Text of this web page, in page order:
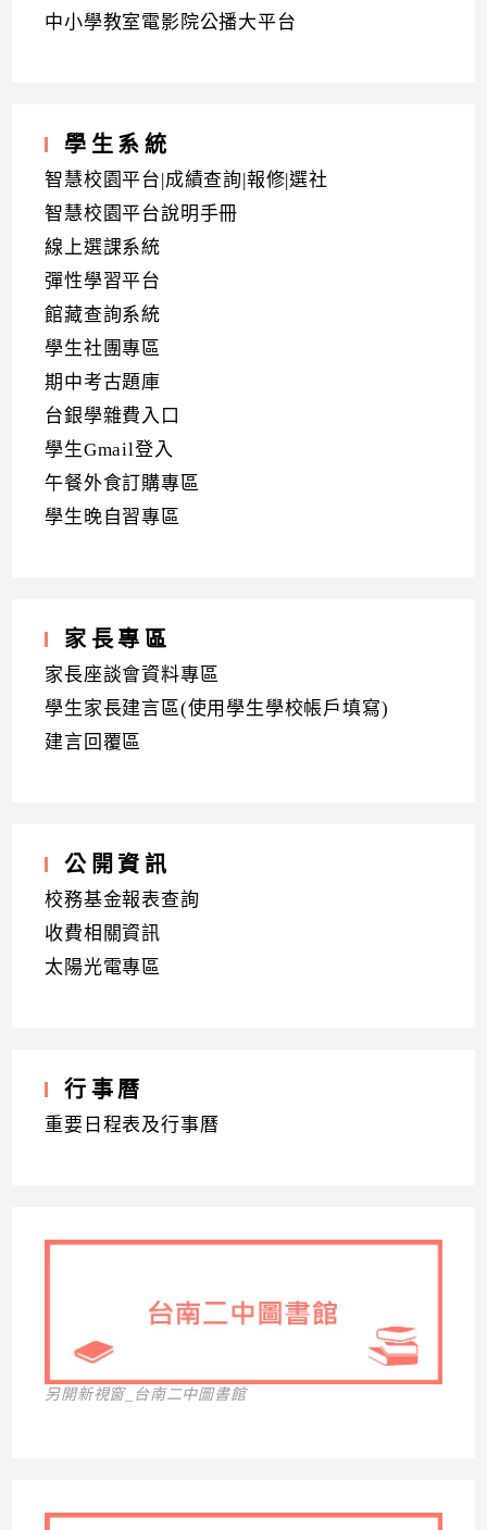
中小學教室電影院公播大平台
學生系統
智慧校園平台|成績查詢|報修|選社
智慧校園平台說明手冊
線上選課系統
彈性學習平台
館藏查詢系統
學生社團專區
期中考古題庫
台銀學雜費入口
學生Gmail登入
午餐外食訂購專區
學生晚自習專區
家長專區
家長座談會資料專區
學生家長建言區(使用學生學校帳戶填寫)
建言回覆區
公開資訊
校務基金報表查詢
收費相關資訊
太陽光電專區
行事曆
重要日程表及行事曆
另開新視窗_台南二中圖書館